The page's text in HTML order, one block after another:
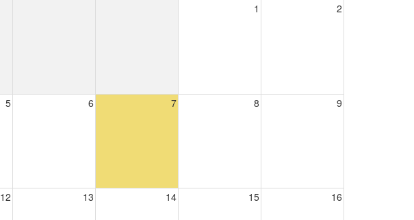
1
2
5 6 7 8 9
12 13 14 15 16